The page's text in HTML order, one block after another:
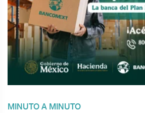
MINUTO A MINUTO